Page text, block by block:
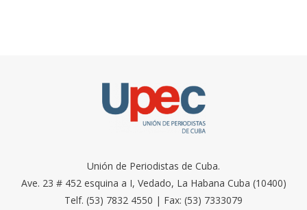
Unión de Periodistas de Cuba.
Ave. 23 # 452 esquina a I, Vedado, La Habana Cuba (10400)
Telf. (53) 7832 4550 | Fax: (53) 7333079